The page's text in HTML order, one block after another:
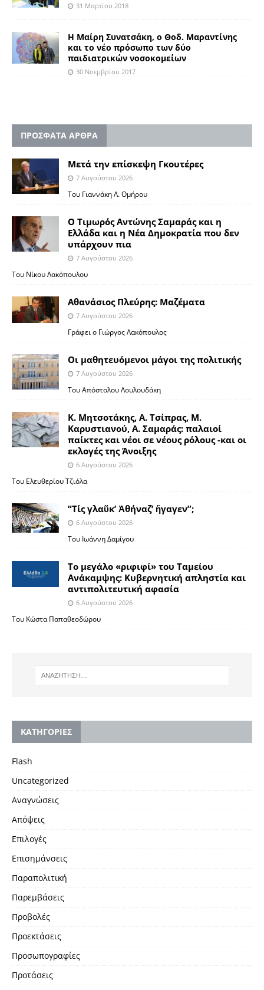
31 Μαρτίου 2018
Η Μαίρη Συνατσάκη, ο Θοδ. Μαραντίνης
και το νέο πρόσωπο των δύο
παιδιατρικών νοσοκομείων
30 Νοεμβρίου 2017
ΠΡΟΣΦΑΤΑ ΑΡΘΡΑ
Μετά την επίσκεψη Γκουτέρες
7 Αυγούστου 2026
Του Γιαννάκη Λ. Ομήρου
Ο Τιμωρός Αντώνης Σαμαράς και η
Ελλάδα και η Νέα Δημοκρατία που δεν
υπάρχουν πια
7 Αυγούστου 2026
Του Νίκου Λακόπουλου
Αθανάσιος Πλεύρης: Μαζέματα
7 Αυγούστου 2026
Γράφει ο Γιώργος Λακόπουλος
Οι μαθητευόμενοι μάγοι της πολιτικής
7 Αυγούστου 2026
Του Απόστολου Λουλουδάκη
Κ. Μητσοτάκης, Α. Τσίπρας, Μ.
Καρυστιανού, Α. Σαμαράς: παλαιοί
παίκτες και νέοι σε νέους ρόλους -και οι
εκλογές της Άνοιξης
6 Αυγούστου 2026
Του Ελευθερίου Τζιόλα
“Τίς γλαῦκ’ Ἀθήναζ’ ἤγαγεν”;
6 Αυγούστου 2026
Του Ιωάννη Δαμίγου
Το μεγάλο «ριφιφί» του Ταμείου
Ανάκαμψης: Κυβερνητική απληστία και
αντιπολιτευτική αφασία
6 Αυγούστου 2026
Του Κώστα Παπαθεοδώρου
KΑΤΗΓΟΡΙΕΣ
Flash
Uncategorized
Αναγνώσεις
Απόψεις
Επιλογές
Επισημάνσεις
Παραπολιτική
Παρεμβάσεις
Προβολές
Προεκτάσεις
Προσωπογραφίες
Προτάσεις